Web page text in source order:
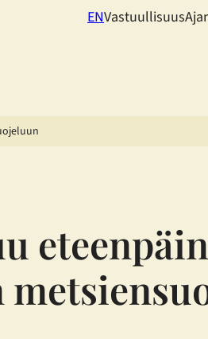
ENVastuullisuus